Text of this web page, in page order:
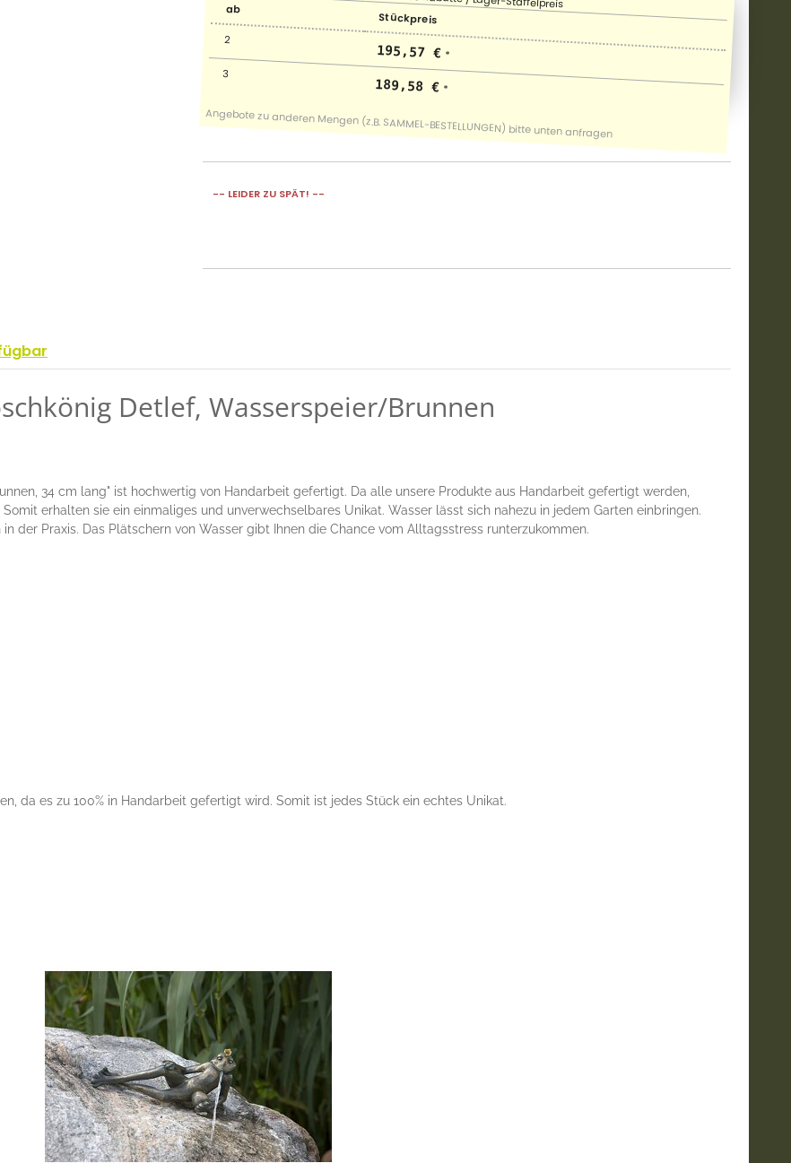
ab
Stückpreis
2
195,57 € *
3
189,58 € *
-- LEIDER ZU SPÄT! --
Detlef, Wasserspeier/Brunnen
34 cm lang" ist hochwertig von Handarbeit gefertigt. Da alle unsere Produkte aus Handarbeit gefertigt werden,
erhalten sie ein einmaliges und unverwechselbares Unikat. Wasser lässt sich nahezu in jedem Garten einbringen.
der Praxis. Das Plätschern von Wasser gibt Ihnen die Chance vom Alltagsstress runterzukommen.
da es zu 100% in Handarbeit gefertigt wird. Somit ist jedes Stück ein echtes Unikat.